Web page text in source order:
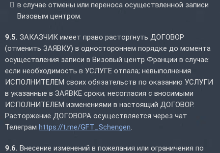
в случае отмены или переноса осуществленной записи
Визовым центром.
9.5. ЗАКАЗЧИК имеет право расторгнуть ДОГОВОР
(отменить ЗАЯВКУ) в одностороннем порядке до момента
осуществления записи в Визовый центр Франции в случае:
если необходимость в УСЛУГЕ отпала; невыполнения
ИСПОЛНИТЕЛЕМ своих обязательств по оказанию УСЛУГИ
в указанные в ЗАЯВКЕ сроки; несогласия с вносимыми
ИСПОЛНИТЕЛЕМ изменениями в настоящий ДОГОВОР.
Расторжение ДОГОВОРА осуществляется через чат
Телеграм https://t.me/GFT_Schengen.
9.6. Внесение изменений в пожелания или ограничения по